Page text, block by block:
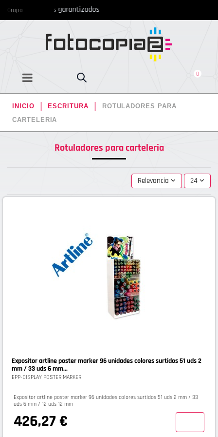
Grupomás bajos garantizados
0
INICIO ESCRITURA
ROTULADORES PARA
CARTELERIA
Rotuladores para carteleria
Relevancia 24
Expositor artline poster marker 96 unidades colores surtidos 51 uds 2
mm / 33 uds 6 mm...
EPP-DISPLAY POSTER MARKER
Expositor artline poster marker 96 unidades colores surtidos 51 uds 2 mm / 33
uds 6 mm / 12 uds 12 mm
426,27 €